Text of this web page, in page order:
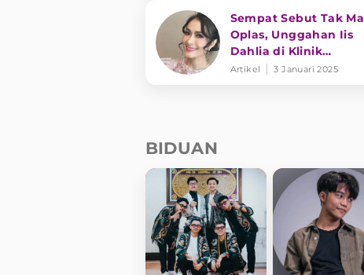
Sempat Sebut Tak
Oplas, Unggahan Iis
Dahlia di Klinik
Kecantikan Korea Jadi
Artikel 3 Januari 2025
BIDUAN